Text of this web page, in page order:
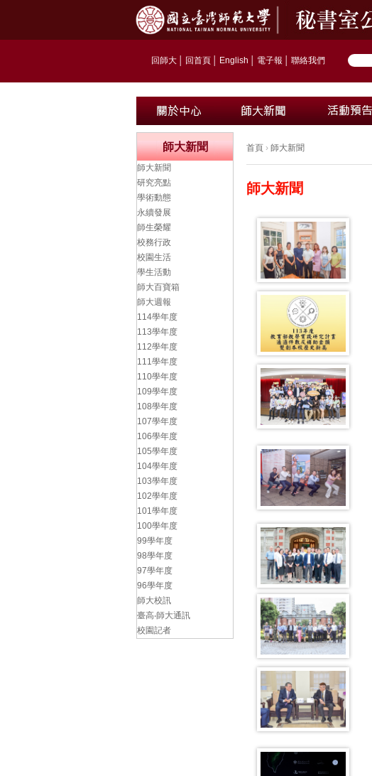
回師大 回首頁 English 電子報 聯絡我們
首頁 › 師大新聞
師大新聞
師大新聞
師大新聞
研究亮點
學術動態
永續發展
師生榮耀
校務行政
校園生活
學生活動
師大百寶箱
師大週報
114學年度
113學年度
112學年度
111學年度
110學年度
109學年度
108學年度
107學年度
106學年度
105學年度
104學年度
103學年度
102學年度
101學年度
100學年度
99學年度
98學年度
97學年度
96學年度
師大校訊
臺高‧師大通訊
校園記者